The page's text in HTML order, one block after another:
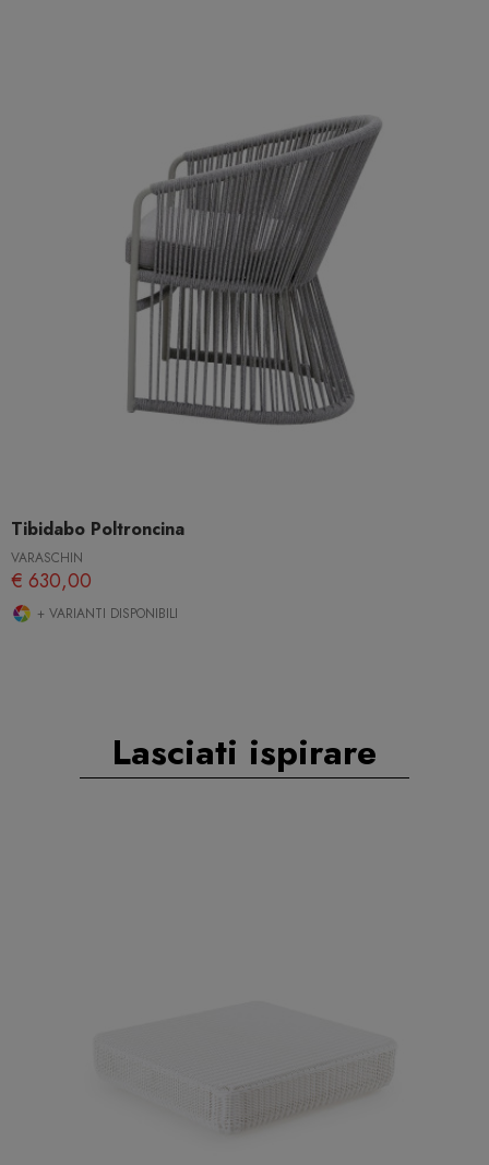
Tibidabo Poltroncina
VARASCHIN
€ 630,00
+ VARIANTI DISPONIBILI
Lasciati ispirare